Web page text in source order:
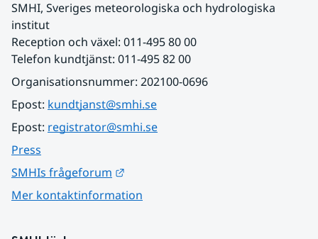
SMHI, Sveriges meteorologiska och hydrologiska
institut
Reception och växel: 011-495 80 00
Telefon kundtjänst: 011-495 82 00
Organisationsnummer: 202100-0696
Epost: kundtjanst@smhi.se
Epost: registrator@smhi.se
Press
SMHIs frågeforum
Mer kontaktinformation